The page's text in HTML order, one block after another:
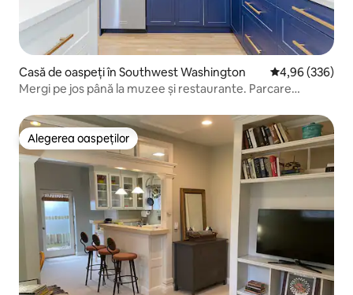
Casă de oaspeți în Southwest Washington Scor mediu de
4,96 (336)
Mergi pe jos până la muzee și restaurante. Parcare
Alegerea oaspeților
Alegerea oaspeților